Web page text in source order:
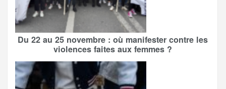
Du 22 au 25 novembre : où manifester contre les
violences faites aux femmes ?